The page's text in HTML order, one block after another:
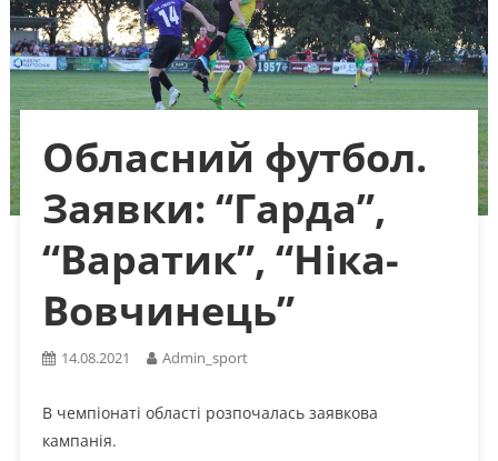
Обласний футбол.
Заявки: “Гарда”,
“Варатик”, “Ніка-
Вовчинець”
14.08.2021 Admin_sport
В чемпіонаті області розпочалась заявкова
кампанія.